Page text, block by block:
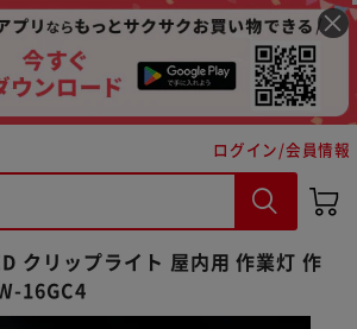
ログイン/会員情報
クリップライト 屋内用 作業灯 作
16GC4